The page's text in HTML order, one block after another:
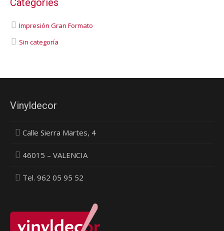
Categories
Impresión Gran Formato
Sin categoría
Vinyldecor
Calle Sierra Martes, 4
46015 – VALENCIA
Tel. 962 05 95 52